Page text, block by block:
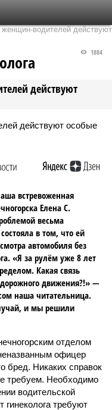
водителей действуют
действуют
1884
встревоженная
Елена С.
весьма
в том, что ей
автомобиля без
«Я за рулём уже 8 лет
Какая связь
движения?!» —
наша читательница.
и мы решили
отделом
офицер
бред. Никаких справок
требуем. Необходимо
водительской
гинеколога требуют